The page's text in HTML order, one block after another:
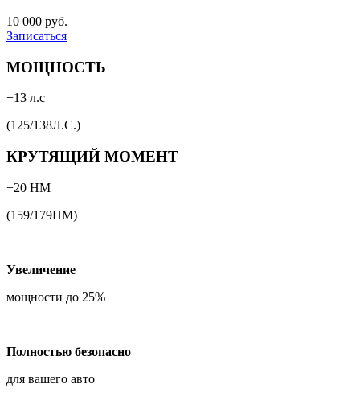
10 000 руб.
Записаться
МОЩНОСТЬ
+13 л.с
(125/138Л.С.)
КРУТЯЩИЙ МОМЕНТ
+20 НМ
(159/179НМ)
Увеличение
мощности до 25%
Полностью безопасно
для вашего авто